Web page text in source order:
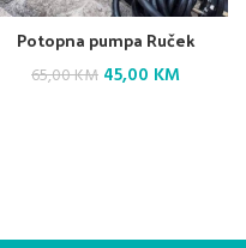
Potopna pumpa Ruček
65,00KM Original
45,00 KMCurrent